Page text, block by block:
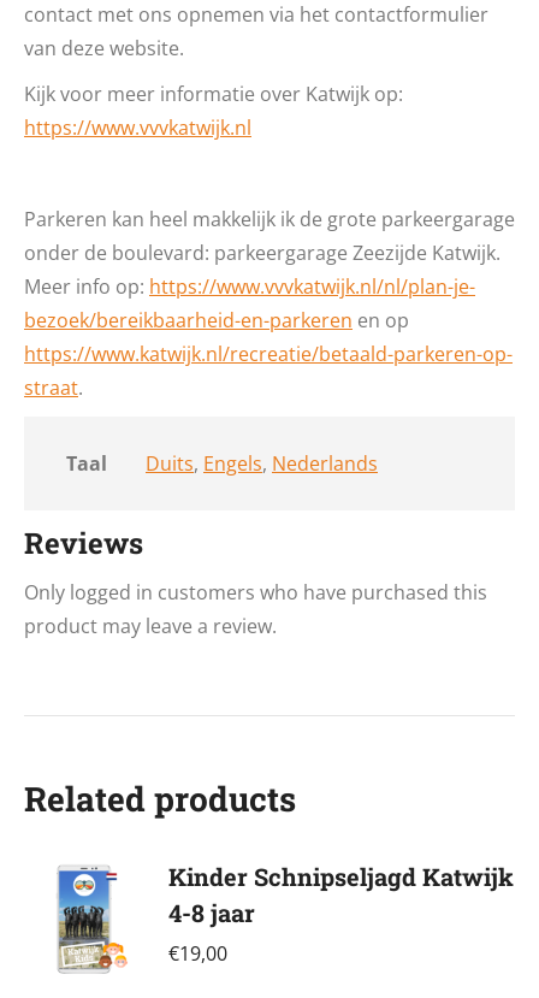
contact met ons opnemen via het contactformulier
van deze website.
Kijk voor meer informatie over Katwijk op:
https://www.vvvkatwijk.nl
Parkeren kan heel makkelijk ik de grote parkeergarage
onder de boulevard: parkeergarage Zeezijde Katwijk.
Meer info op: https://www.vvvkatwijk.nl/nl/plan-je-
bezoek/bereikbaarheid-en-parkeren en op
https://www.katwijk.nl/recreatie/betaald-parkeren-op-
straat.
Taal Duits, Engels, Nederlands
Reviews
Only logged in customers who have purchased this
product may leave a review.
Related products
Kinder Schnipseljagd Katwijk
4-8 jaar
€19,00